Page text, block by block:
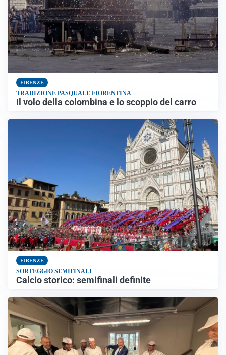
FIRENZE
TRADIZIONE PASQUALE FIORENTINA
Il volo della colombina e lo scoppio del carro
FIRENZE
SORTEGGIO SEMIFINALI
Calcio storico: semifinali definite